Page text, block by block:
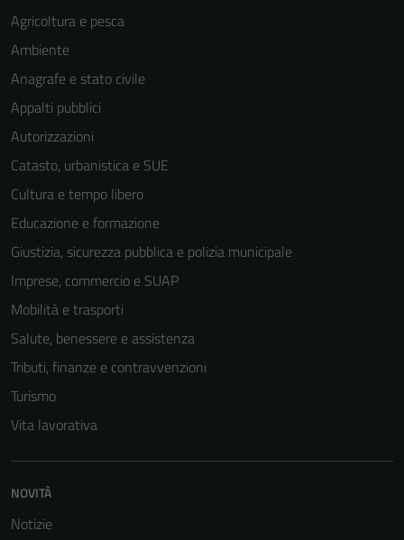
Agricoltura e pesca
Ambiente
Anagrafe e stato civile
Appalti pubblici
Autorizzazioni
Catasto, urbanistica e SUE
Cultura e tempo libero
Educazione e formazione
Giustizia, sicurezza pubblica e polizia municipale
Imprese, commercio e SUAP
Mobilità e trasporti
Salute, benessere e assistenza
Tributi, finanze e contravvenzioni
Turismo
Vita lavorativa
NOVITÀ
Notizie